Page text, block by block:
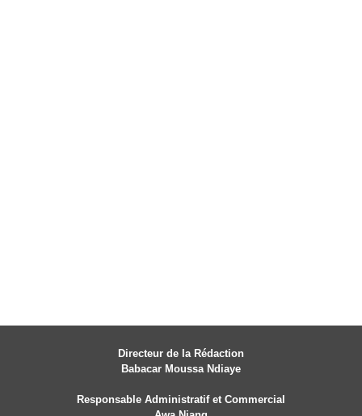
Directeur de la Rédaction
Babacar Moussa Ndiaye
Responsable Administratif et Commercial